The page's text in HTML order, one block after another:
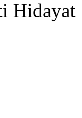
Hidayat